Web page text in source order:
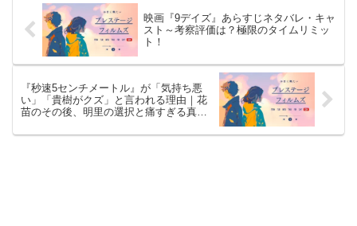
映画『9デイズ』あらすじネタバレ・キャ
スト～考察評価は？極限のタイムリミッ
ト！
『秒速5センチメートル』が「気持ち悪
い」「貴樹がクズ」と言われる理由｜花
苗のその後、明里の選択と痛すぎる真実